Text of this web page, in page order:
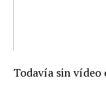
Todavía sin